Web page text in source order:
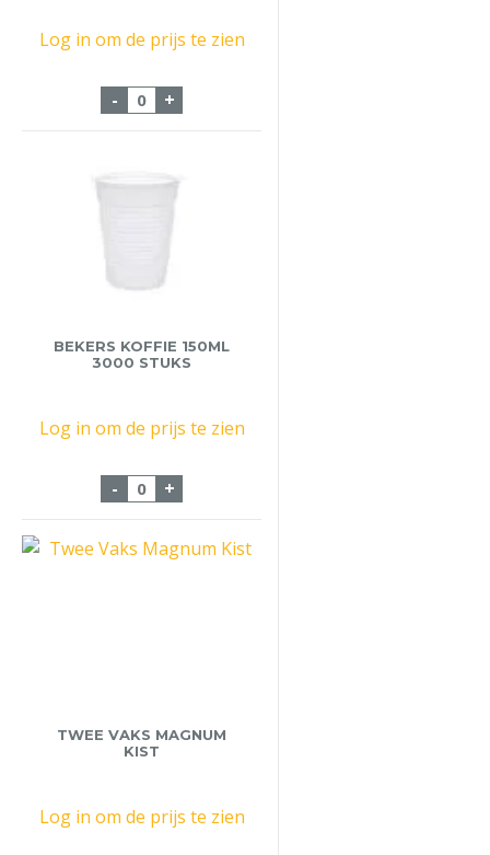
Log in om de prijs te zien
- Kelnermes Bruikleen aantal
+
BEKERS KOFFIE 150ML
3000 STUKS
Log in om de prijs te zien
- Bekers Koffie 150ml 3000 stuks aantal
+
TWEE VAKS MAGNUM
KIST
Log in om de prijs te zien